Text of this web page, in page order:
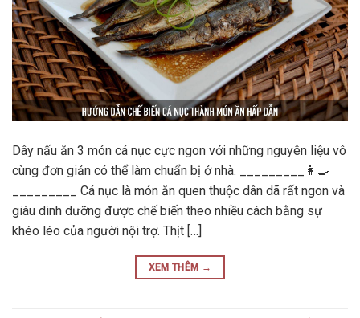
Dây nấu ăn 3 món cá nục cực ngon với những nguyên liệu vô
cùng đơn giản có thể làm chuẩn bị ở nhà. _________👩‍🍳
_________ Cá nục là món ăn quen thuộc dân dã rất ngon và
giàu dinh dưỡng được chế biến theo nhiều cách bằng sự
khéo léo của người nội trợ. Thịt […]
XEM THÊM →